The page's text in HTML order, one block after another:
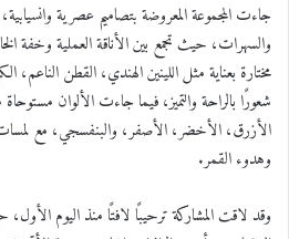
جاءت المجموعة المعروضة بتصاميم عصرية
والسهرات، حيث تجمع بين الأناقة العملية وخفة
مختارة بعناية مثل اللينين الهندي، القطن
شعورًا بالراحة والتميز، فيما جاءت الألوان
الأزرق، الأخضر، الأصفر، والبنفسجي، مع
وهدوء القمر.
وقد لاقت المشاركة ترحيبًا لافتًا منذ اليوم الأول،